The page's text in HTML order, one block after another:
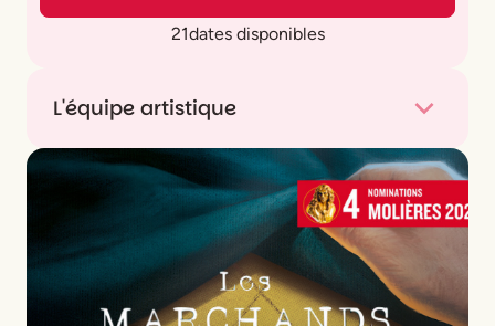
21dates disponibles
L'équipe artistique
AuteurEdouard DeloignonetJonathan Demayo
Metteur en scène Nicolas Vital